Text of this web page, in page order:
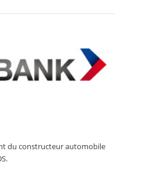
du constructeur automobile